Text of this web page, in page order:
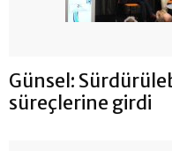
Günsel:
süreçlerine girdi